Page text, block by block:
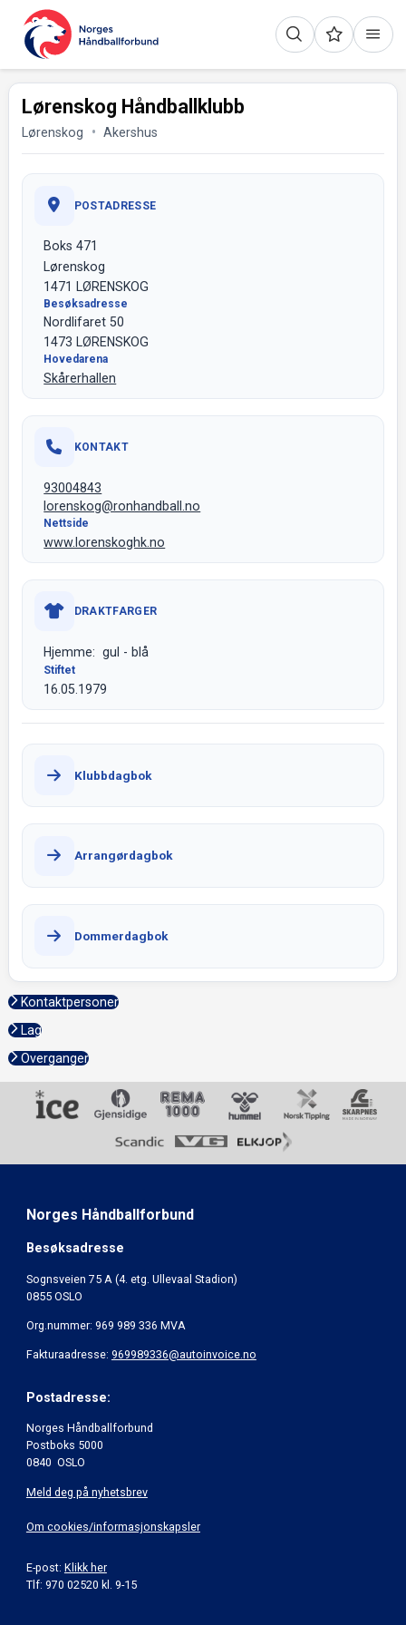
Lørenskog Håndballklubb
Lørenskog Akershus
POSTADRESSE
Boks 471
Lørenskog
1471 LØRENSKOG
Besøksadresse
Nordlifaret 50
1473 LØRENSKOG
Hovedarena
Skårerhallen
KONTAKT
93004843
lorenskog@ronhandball.no
Nettside
www.lorenskoghk.no
DRAKTFARGER
Hjemme: gul - blå
Stiftet
16.05.1979
Klubbdagbok
Arrangørdagbok
Dommerdagbok
Kontaktpersoner
Lag
Overganger
Norges Håndballforbund
Besøksadresse
Sognsveien 75 A (4. etg. Ullevaal Stadion)
0855 OSLO
Org.nummer: 969 989 336 MVA
Fakturaadresse: 969989336@autoinvoice.no
Postadresse:
Norges Håndballforbund
Postboks 5000
0840 OSLO
Meld deg på nyhetsbrev
Om cookies/informasjonskapsler
E-post: Klikk her
Tlf: 970 02520 kl. 9-15